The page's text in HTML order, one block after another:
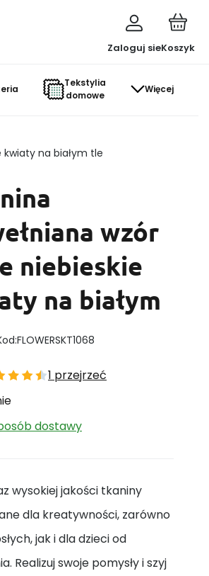
Zaloguj sieKoszyk
Tekstylia
domowe
Więcej
kwiaty na białym tle
wzór
niebieskie
na białym
FLOWERSKT1068
1 przejrzeć
dostawy
wysokiej jakości tkaniny
dla kreatywności, zarówno
jak i dla dzieci od
Realizuj swoje pomysły i szyj